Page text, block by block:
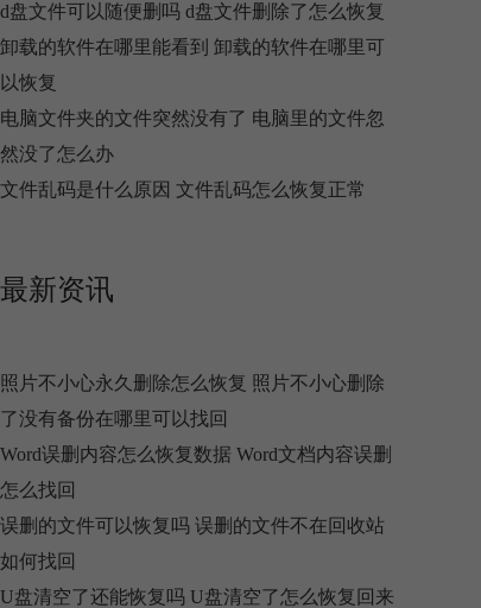
d盘文件可以随便删吗 d盘文件删除了怎么恢复
卸载的软件在哪里能看到 卸载的软件在哪里可
以恢复
电脑文件夹的文件突然没有了 电脑里的文件忽
然没了怎么办
文件乱码是什么原因 文件乱码怎么恢复正常
最新资讯
照片不小心永久删除怎么恢复 照片不小心删除
了没有备份在哪里可以找回
Word误删内容怎么恢复数据 Word文档内容误删
怎么找回
误删的文件可以恢复吗 误删的文件不在回收站
如何找回
U盘清空了还能恢复吗 U盘清空了怎么恢复回来